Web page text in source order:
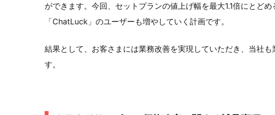
ができます。今回、セットプランの値上げ幅を最大1.1倍にとど
「ChatLuck」のユーザーも増やしていく計画です。
結果として、お客さまには業務改善を実現していただき、当社
す。